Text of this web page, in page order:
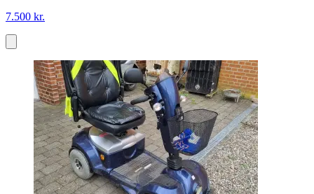
7.500 kr.